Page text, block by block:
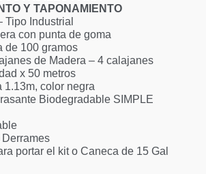
Y TAPONAMIENTO​
Tipo Industrial​
con punta de goma​
de 100 gramos​
de Madera – 4 calajanes​
x 50 metros​
1.13m, color negra​
Biodegradable SIMPLE
portar el kit o Caneca de 15 Gal​